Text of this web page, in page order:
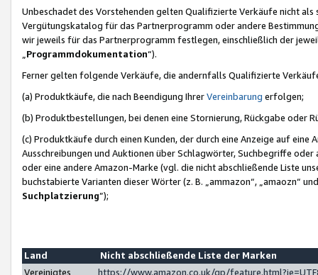
Unbeschadet des Vorstehenden gelten Qualifizierte Verkäufe nicht
Vergütungskatalog für das Partnerprogramm oder andere
wir jeweils für das Partnerprogramm festlegen, einschließlich der
Programmdokumentation“).
Ferner gelten folgende Verkäufe, die andernfalls Qualifizierte
(a) Produktkäufe, die nach Beendigung IhrerVereinbarung erfolgen;
(b) Produktbestellungen, bei denen eine Stornierung, Rückgabe oder
(c) Produktkäufe durch einen Kunden, der durch eine Anzeige auf
Ausschreibungen und Auktionen über Schlagwörter, Suchbegriffe
oder eine andere Amazon-Marke (vgl. die nicht abschließende Liste
buchstabierte Varianten dieser Wörter (z. B. „ammazon“, „amaozn“
Suchplatzierung”);
Land
Nicht abschließende Liste der Marken
Vereinigtes
https://www.amazon.co.uk/gp/